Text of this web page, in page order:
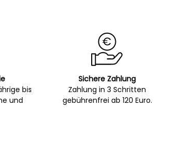
bis
und
Sichere Zahlung
Zahlung in 3 Schritten
gebührenfrei ab 120 Euro.